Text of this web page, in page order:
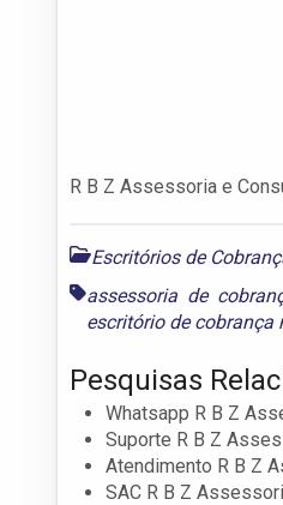
R B Z Assessoria e
Escritórios de
assessoria de
escritório de cobrança
Pesquisas
Whatsapp R B Z
Suporte R B Z
Atendimento R B Z
SAC R B Z